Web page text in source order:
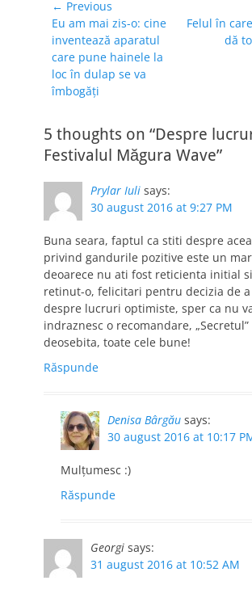
Navigare
în
articole
← Previous
Previous
post:
Eu am mai zis-o: cine
inventează aparatul
care pune hainele la
loc în dulap se va
îmbogăți
Next
Felul în
dă
5 thoughts on “Despre
Festivalul Măgura Wave”
Prylar Iuli says:
30 august 2016 at 9:27 PM
Buna seara, faptul ca stiti despre
privind gandurile pozitive este un
deoarece nu ati fost reticienta initial
retinut-o, felicitari pentru decizia de
despre lucruri optimiste, sper ca nu
indraznesc o recomandare, „Secretul”
deosebita, toate cele bune!
Răspunde
Denisa Bârgău says:
30 august 2016 at 10:17
Mulțumesc :)
Răspunde
Georgi says:
31 august 2016 at 10:52 AM